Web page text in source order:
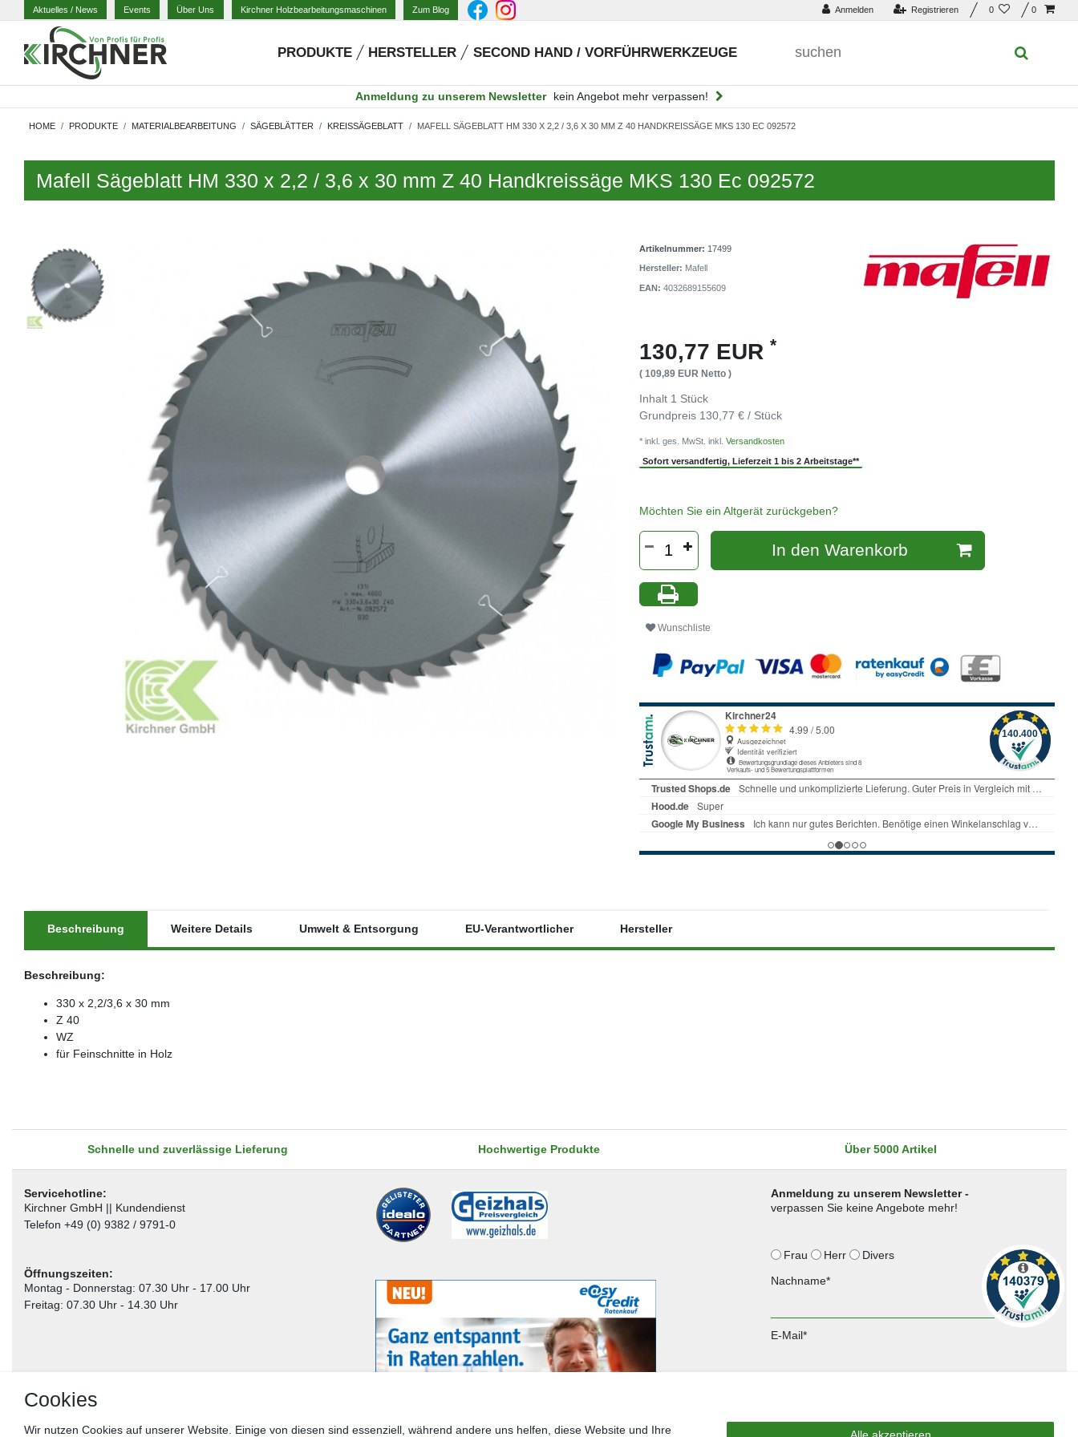
Anmelden Registrieren 0 0
Aktuelles / News Events Über Uns Kirchner Holzbearbeitungsmaschinen Zum Blog
PRODUKTE HERSTELLER SECOND HAND / VORFÜHRWERKZEUGE
Anmeldung zu unserem Newsletter kein Angebot mehr verpassen!
HOME PRODUKTE MATERIALBEARBEITUNG SÄGEBLÄTTER KREISSÄGEBLATT MAFELL SÄGEBLATT HM 330 X 2,2 / 3,6 X 30 MM Z 40 HANDKREISSÄGE MKS 130 EC 092572
Mafell Sägeblatt HM 330 x 2,2 / 3,6 x 30 mm Z 40 Handkreissäge MKS 130 Ec 092572
Artikelnummer: 17499
Hersteller: Mafell
EAN: 4032689155609
130,77 EUR *
( 109,89 EUR Netto )
Inhalt 1 Stück
Grundpreis 130,77 € / Stück
* inkl. ges. MwSt. inkl. Versandkosten
Sofort versandfertig, Lieferzeit 1 bis 2 Arbeitstage**
Möchten Sie ein Altgerät zurückgeben?
In den Warenkorb
Wunschliste
Beschreibung Weitere Details Umwelt & Entsorgung EU-Verantwortlicher Hersteller
Beschreibung:
330 x 2,2/3,6 x 30 mm
Z 40
WZ
für Feinschnitte in Holz
Schnelle und zuverlässige Lieferung Hochwertige Produkte Über 5000 Artikel
Servicehotline:
Kirchner GmbH || Kundendienst
Telefon +49 (0) 9382 / 9791-0
Öffnungszeiten:
Montag - Donnerstag: 07.30 Uhr - 17.00 Uhr
Freitag: 07.30 Uhr - 14.30 Uhr
Anmeldung zu unserem Newsletter -
verpassen Sie keine Angebote mehr!
Frau Herr
Divers
Nachname*
E-Mail*
Sie können den Newsletter jederzeit kostenlos abbestellen.
Cookies
Wir nutzen Cookies auf unserer Website. Einige von diesen sind essenziell, während andere uns helfen, diese Website und Ihre